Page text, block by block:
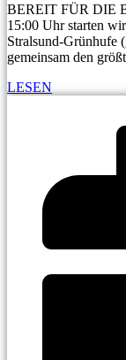
BEREIT FÜR DIE
15:00 Uhr starten
Stralsund-Grünhufe
gemeinsam den
LESEN